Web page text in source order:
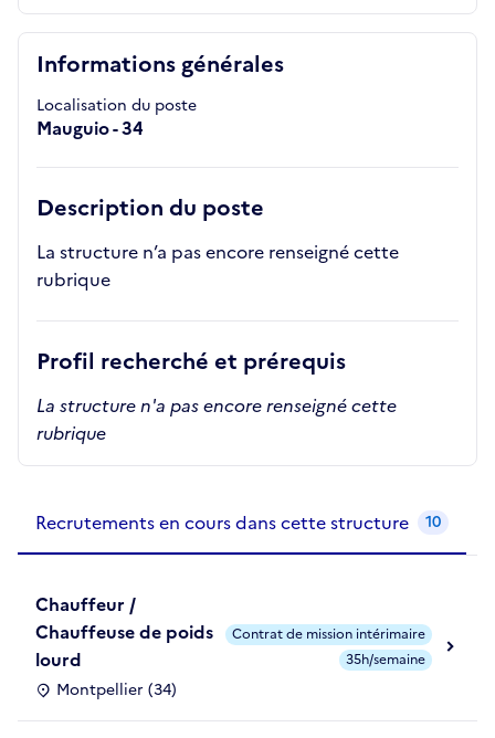
Informations générales
Localisation du poste
Mauguio - 34
Description du poste
La structure n’a pas encore renseigné cette
rubrique
Profil recherché et prérequis
La structure n'a pas encore renseigné cette
rubrique
Recrutements en cours dans cette structure 10
Chauffeur /
Chauffeuse de poids
lourd
Montpellier (34)
Contrat de mission intérimaire
35h/semaine